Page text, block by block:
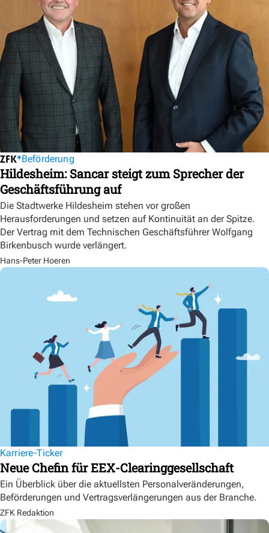
Beförderung
Hildesheim: Sancar steigt zum Sprecher der
Geschäftsführung auf
Die Stadtwerke Hildesheim stehen vor großen
Herausforderungen und setzen auf Kontinuität an der Spitze.
Der Vertrag mit dem Technischen Geschäftsführer Wolfgang
Birkenbusch wurde verlängert.
Hans-Peter Hoeren
Karriere-Ticker
Neue Chefin für EEX-Clearinggesellschaft
Ein Überblick über die aktuellsten Personalveränderungen,
Beförderungen und Vertragsverlängerungen aus der Branche.
ZFK Redaktion